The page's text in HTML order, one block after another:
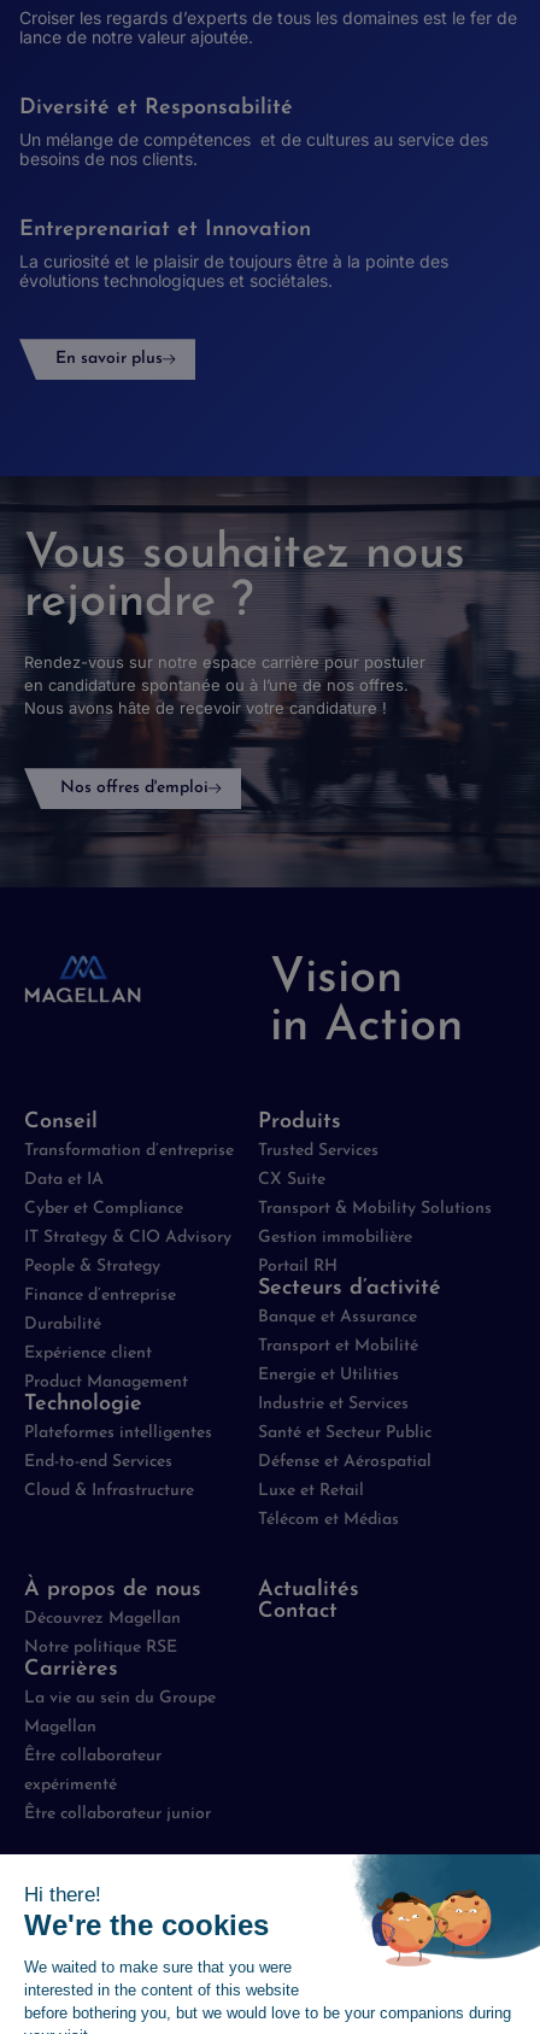
Croiser les regards d’experts de tous les domaines est le fer de
lance de notre valeur ajoutée.
Diversité et Responsabilité
Un mélange de compétences et de cultures au service des
besoins de nos clients.
Entreprenariat et Innovation
La curiosité et le plaisir de toujours être à la pointe des
évolutions technologiques et sociétales.
En savoir plus
Vous souhaitez nous
rejoindre ?
Rendez-vous sur notre espace carrière pour postuler
en candidature spontanée ou à l’une de nos offres.
Nous avons hâte de recevoir votre candidature !
Nos offres d'emploi
Vision
in Action
Conseil
Transformation d’entreprise
Data et IA
Cyber et Compliance
IT Strategy & CIO Advisory
People & Strategy
Finance d’entreprise
Durabilité
Expérience client
Product Management
Technologie
Plateformes intelligentes
End-to-end Services
Cloud & Infrastructure
Produits
Trusted Services
CX Suite
Transport & Mobility Solutions
Gestion immobilière
Portail RH
Secteurs d’activité
Banque et Assurance
Transport et Mobilité
Energie et Utilities
Industrie et Services
Santé et Secteur Public
Défense et Aérospatial
Luxe et Retail
Télécom et Médias
À propos de nous
Découvrez Magellan
Notre politique RSE
Carrières
La vie au sein du Groupe
Magellan
Être collaborateur
expérimenté
Être collaborateur junior
Actualités
Contact